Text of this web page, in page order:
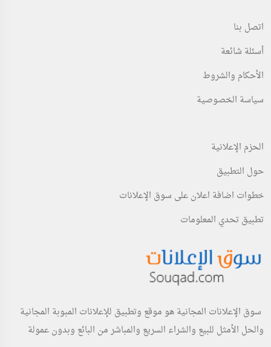
اتصل بنا
أسئلة شائعة
الأحكام والشروط
سياسة الخصوصية
الحزم الإعلانية
حول التطبيق
خطوات اضافة اعلان على سوق الإعلانات
تطبيق تحدي المعلومات
سوق الإعلانات المجانية هو موقع وتطبيق للإعلانات المبوبة المجانية
والحل الأمثل للبيع والشراء السريع والمباشر من البائع وبدون عمولة